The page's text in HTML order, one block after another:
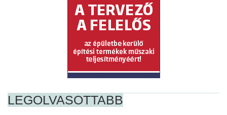
LEGOLVASOTTABB